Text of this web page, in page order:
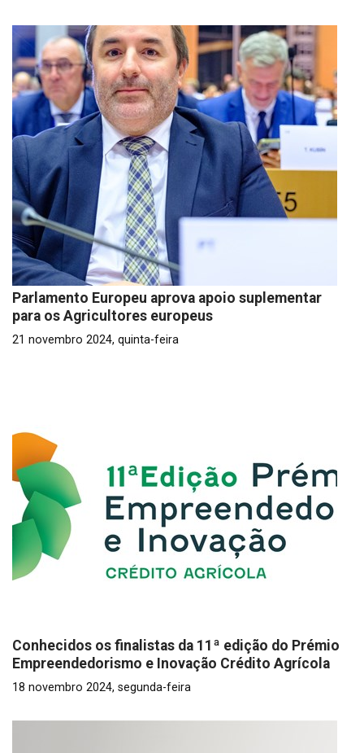
Parlamento Europeu aprova apoio suplementar
para os Agricultores europeus
21 novembro 2024, quinta-feira
Conhecidos os finalistas da 11ª edição do Prémio
Empreendedorismo e Inovação Crédito Agrícola
18 novembro 2024, segunda-feira